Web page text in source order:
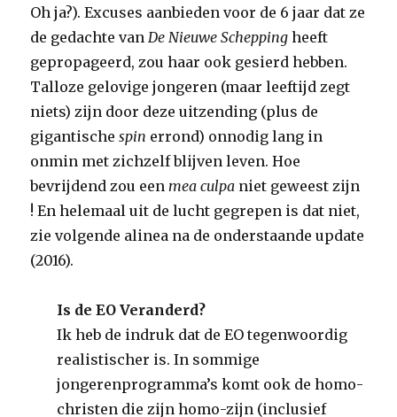
Oh ja?). Excuses aanbieden voor de 6 jaar dat ze
de gedachte vanDe Nieuwe Scheppingheeft
gepropageerd, zou haar ook gesierd hebben.
Talloze gelovige jongeren (maar leeftijd zegt
niets) zijn door deze uitzending (plus de
gigantischespin errond) onnodig lang in
onmin met zichzelf blijven leven. Hoe
bevrijdend zou eenmea culpa niet geweest zijn
! En helemaal uit de lucht gegrepen is dat niet,
zie volgende alinea na de onderstaande update
(2016).
Is de EO Veranderd?
Ik heb de indruk dat de EO tegenwoordig
realistischer is. In sommige
jongerenprogramma’s komt ook de homo-
christen die zijn homo-zijn (inclusief